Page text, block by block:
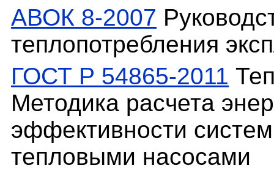
АВОК 8-2007
теплопотребления
ГОСТ Р 54865-2011
Методика расчета
эффективности
тепловыми насосами